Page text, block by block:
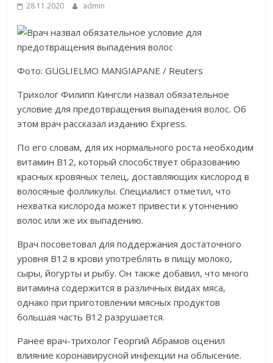
28.11.2020 admin
Фото: GUGLIELMO MANGIAPANE / Reuters
Трихолог Филипп Кингсли назвал обязательное
условие для предотвращения выпадения волос. Об
этом врач рассказал изданию Express.
По его словам, для их нормального роста необходим
витамин B12, который способствует образованию
красных кровяных телец, доставляющих кислород в
волосяные фолликулы. Специалист отметил, что
нехватка кислорода может привести к утончению
волос или же их выпадению.
Врач посоветовал для поддержания достаточного
уровня B12 в крови употреблять в пищу молоко,
сыры, йогурты и рыбу. Он также добавил, что много
витамина содержится в различных видах мяса,
однако при приготовлении мясных продуктов
большая часть B12 разрушается.
Ранее врач-трихолог Георгий Абрамов оценил
влияние коронавирусной инфекции на облысение.